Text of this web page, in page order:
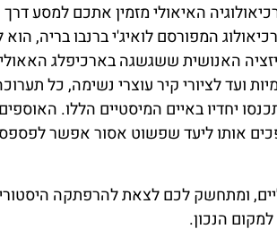
האיאולי מזמין אתכם למסע דרך
המפורסם לואיג'י ברנבו בריה,
האנושית ששגשגה בארכיפלג האאולי
ועד לציורי קיר עוצרי נשימה, כל
יחדיו באיים המיסטיים הללו. האוספים
אותו ליעד שפשוט אסור אפשר
ומתחשק לכם לצאת להרפתקה
הנכון.